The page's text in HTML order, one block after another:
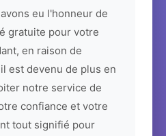
eu l'honneur de
gratuite pour votre
en raison de
est devenu de plus en
notre service de
confiance et votre
tout signifié pour